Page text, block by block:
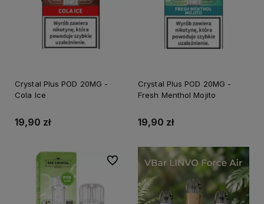
Crystal Plus POD 20MG -
Cola Ice
19,90 zł
Crystal Plus POD 20MG -
Fresh Menthol Mojito
19,90 zł
Do ulubionych